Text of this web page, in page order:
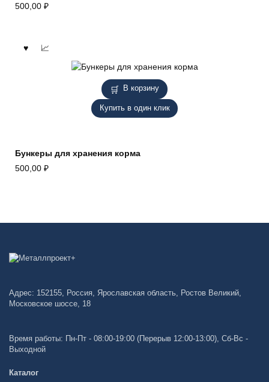
500,00 ₽
В корзину
Купить в один клик
Бункеры для хранения корма
500,00 ₽
Адрес: 152155, Россия, Ярославская область, Ростов Великий,
Московское шоссе, 18
Время работы: Пн-Пт - 08:00-19:00 (Перерыв 12:00-13:00), Сб-Вс -
Выходной
Каталог